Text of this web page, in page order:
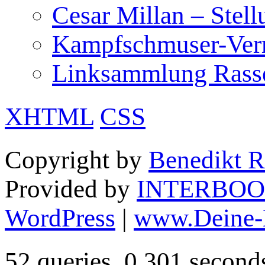
Cesar Millan –
Kampfschmuser-
Linksammlung
XHTML CSS
Copyright by Benedikt
Provided by
WordPress |